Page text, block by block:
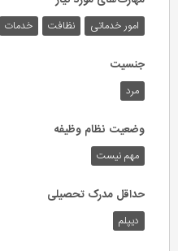
امور خدماتی نظافت خدمات
جنسیت
مرد
وضعیت نظام وظیفه
مهم‌ نیست
حداقل مدرک تحصیلی
دیپلم